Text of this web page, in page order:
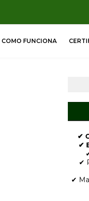
COMO FUNCIONA
✔
✔
✔
✔